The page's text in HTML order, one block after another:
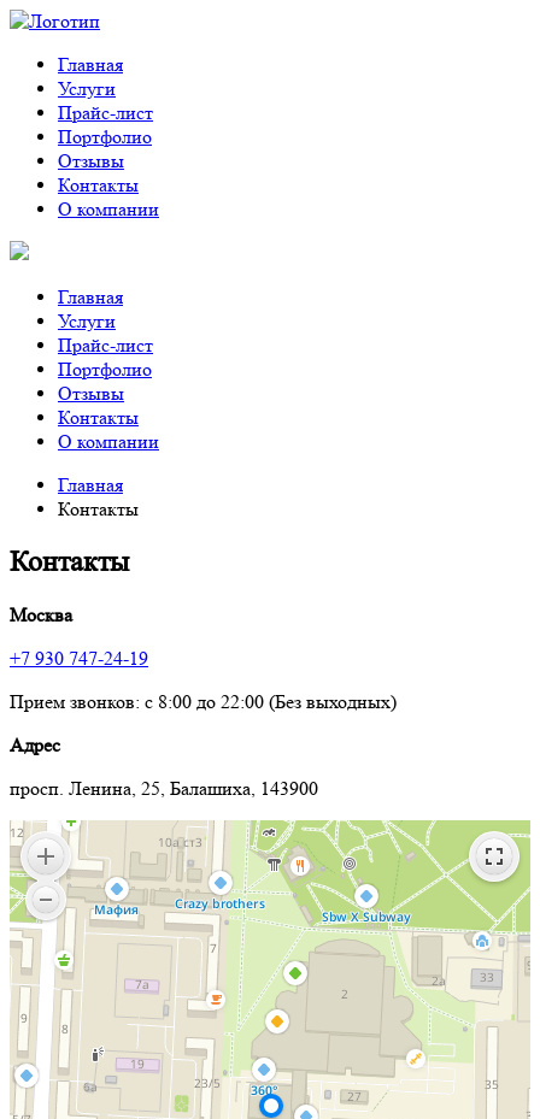
Главная
Услуги
Прайс-лист
Портфолио
Отзывы
Контакты
О компании
Главная
Услуги
Прайс-лист
Портфолио
Отзывы
Контакты
О компании
Главная
Контакты
Контакты
Москва
+7 930 747-24-19
Прием звонков: с 8:00 до 22:00 (Без выходных)
Адрес
просп. Ленина, 25, Балашиха, 143900